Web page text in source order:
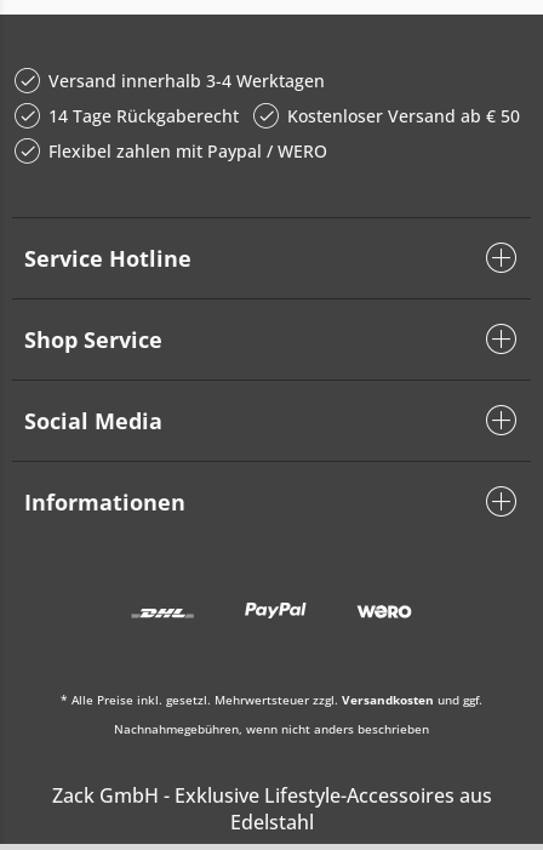
Versand innerhalb 3-4 Werktagen
14 Tage Rückgaberecht
Kostenloser Versand ab € 50
Flexibel zahlen mit Paypal / WERO
Service Hotline
Shop Service
Social Media
Informationen
* Alle Preise inkl. gesetzl. Mehrwertsteuer zzgl. Versandkosten und ggf.
Nachnahmegebühren, wenn nicht anders beschrieben
Zack GmbH - Exklusive Lifestyle-Accessoires aus
Edelstahl